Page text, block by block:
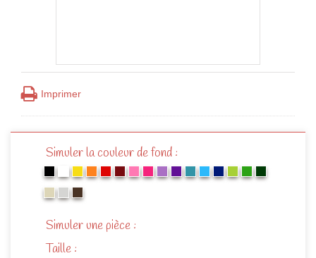
Imprimer
Simuler la couleur de fond :
Simuler une pièce :
Taille :